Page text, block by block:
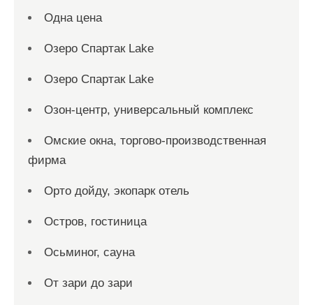
Одна цена
Озеро Спартак Lake
Озеро Спартак Lake
Озон-центр, универсальный комплекс
Омские окна, торгово-производственная
фирма
Орто дойду, экопарк отель
Остров, гостиница
Осьминог, сауна
От зари до зари